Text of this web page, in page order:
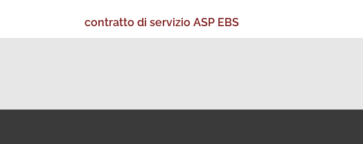
contratto di servizio ASP EBS